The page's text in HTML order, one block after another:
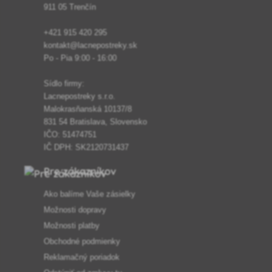
911 05 Trenčín
+421 915 420 295
kontakt@lacnepostreky.sk
Po - Pia 9:00 - 16:00
Sídlo firmy:
Lacnepostreky s.r.o.
Malokrasňanská 10137/8
831 54 Bratislava, Slovensko
IČO: 51474751
IČ DPH: SK2120731437
Pre zákazníkov
Ako balíme Vaše zásielky
Možnosti dopravy
Možnosti platby
Obchodné podmienky
Reklamačný poriadok